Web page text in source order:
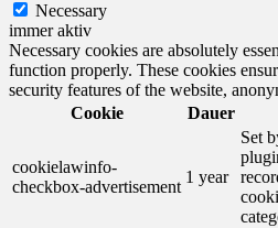
Necessary
immer aktiv
Necessary cookies are absolutely
function properly. These cookies
security features of the website,
Cookie
Dauer
cookielawinfo-
checkbox-advertisement
1 year
Set